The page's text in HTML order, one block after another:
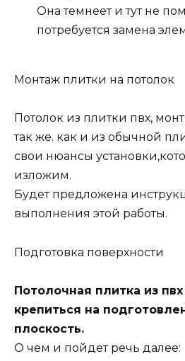
Она темнеет и тут не
потребуется замена
Монтаж плитки на потолок
Потолок из плитки пвх,
так же. как и из обычной
свои нюансы
изложим.
Будет предложена
выполнения этой работы.
Подготовка поверхности
Потолочная плитка из
крепиться на
плоскость.
О чем и пойдет речь далее: